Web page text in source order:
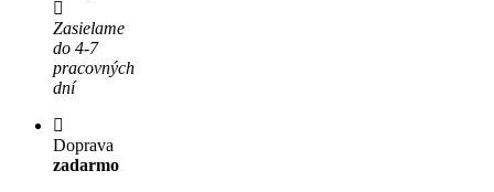
Zasielame
do 4-7
pracovných
dní
Doprava
zadarmo